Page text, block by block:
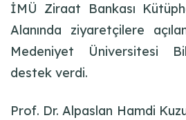
İMÜ Ziraat Bankası
Alanında ziyaretçilere
Medeniyet Üniversitesi
destek verdi.
Prof. Dr. Alpaslan Hamdi